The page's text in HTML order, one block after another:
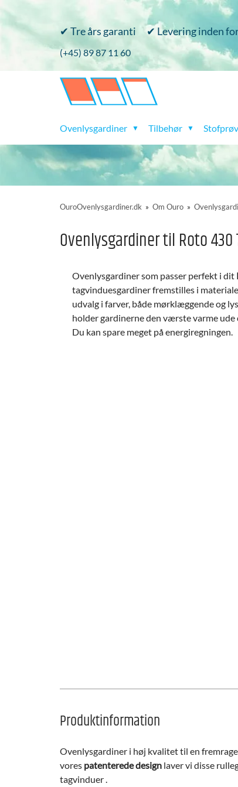
✔ Tre års garanti ✔ Levering inden
(+45) 89 87 11 60
Ovenlysgardiner ▼ Tilbehør ▼
OuroOvenlysgardiner.dk » Om Ouro »
Ovenlysgardiner til Roto
Ovenlysgardiner som passer perfekt i dit
tagvinduesgardiner fremstilles i
udvalg i farver, både mørklæggende og
holder gardinerne den værste varme
Du kan spare meget på energiregningen.
Produktinformation
Ovenlysgardiner i høj kvalitet til en
vores patenterede design laver vi disse
tagvinduer .